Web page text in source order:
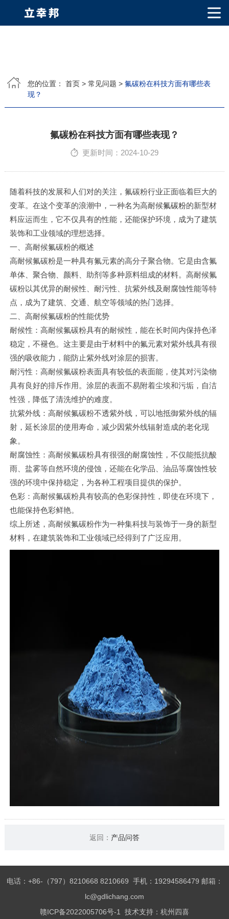
公司简介
公司相册
联系我们
联系方式
客户留言
英文站
您的位置： 首页> 常见问题 > 氟碳粉在科技方面有哪些表
现？
氟碳粉在科技方面有哪些表现？
更新时间：2024-10-29
随着科技的发展和人们对的关注，氟碳粉行业正面临着巨大的
变革。在这个变革的浪潮中，一种名为高耐候氟碳粉的新型材
料应运而生，它不仅具有的性能，还能保护环境，成为了建筑
装饰和工业领域的理想选择。
一、高耐候氟碳粉的概述
高耐候氟碳粉是一种具有氟元素的高分子聚合物。它是由含氟
单体、聚合物、颜料、助剂等多种原料组成的材料。高耐候氟
碳粉以其优异的耐候性、耐污性、抗紫外线及耐腐蚀性能等特
点，成为了建筑、交通、航空等领域的热门选择。
二、高耐候氟碳粉的性能优势
耐候性：高耐候氟碳粉具有的耐候性，能在长时间内保持色泽
稳定，不褪色。这主要是由于材料中的氟元素对紫外线具有很
强的吸收能力，能防止紫外线对涂层的损害。
耐污性：高耐候氟碳粉表面具有较低的表面能，使其对污染物
具有良好的排斥作用。涂层的表面不易附着尘埃和污垢，自洁
性强，降低了清洗维护的难度。
抗紫外线：高耐候氟碳粉不透紫外线，可以地抵御紫外线的辐
射，延长涂层的使用寿命，减少因紫外线辐射造成的老化现
象。
耐腐蚀性：高耐候氟碳粉具有很强的耐腐蚀性，不仅能抵抗酸
雨、盐雾等自然环境的侵蚀，还能在化学品、油品等腐蚀性较
强的环境中保持稳定，为各种工程项目提供的保护。
色彩：高耐候氟碳粉具有较高的色彩保持性，即使在环境下，
也能保持色彩鲜艳。
综上所述，高耐候氟碳粉作为一种集科技与装饰于一身的新型
材料，在建筑装饰和工业领域已经得到了广泛应用。
返回： 产品问答
电话：+86-（797）8210668 8210669 手机：19294586479 邮箱：
lc@gdlichang.com
赣ICP备2022005706号-1
技术支持： 杭州四喜